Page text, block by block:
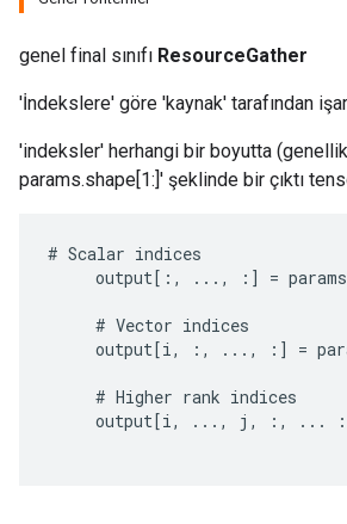
genel final sınıfı ResourceGather
'İndekslere' göre 'kaynak' tarafından
'indeksler' herhangi bir boyutta
params.shape[1:]' şeklinde bir çıktı
# Scalar indices
output[ :, ..., : ] = params
# Vector indices
output[i, :, ..., : ] =
# Higher rank indices
output[i, ..., j , :, ... :